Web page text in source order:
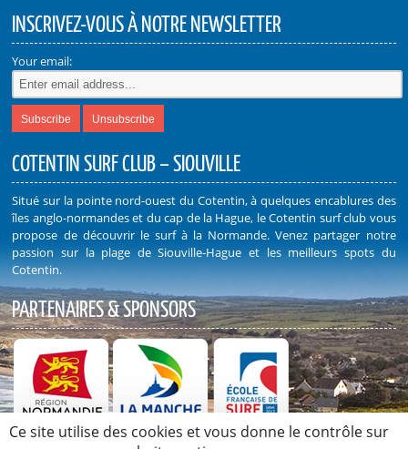
INSCRIVEZ-VOUS À NOTRE NEWSLETTER
Your email:
COTENTIN SURF CLUB – SIOUVILLE
Situé sur la pointe nord-ouest du Cotentin, à quelques encablures des
îles anglo-normandes et du cap de la Hague, le Cotentin surf club vous
propose de découvrir le surf à la Normande. Venez partager notre
passion sur la plage de Siouville-Hague et les meilleurs spots du
Cotentin.
PARTENAIRES & SPONSORS
Découvrez nos Partenaires et Sponsors
Ce site utilise des cookies et vous donne le contrôle sur